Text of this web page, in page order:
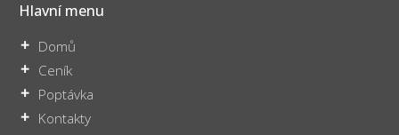
Hlavní menu
Domů
Ceník
Poptávka
Kontakty